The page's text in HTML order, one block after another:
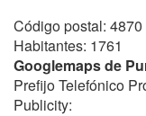
Código postal: 4870
Habitantes: 1761
Googlemaps de
Prefijo Telefónico
Publicity: